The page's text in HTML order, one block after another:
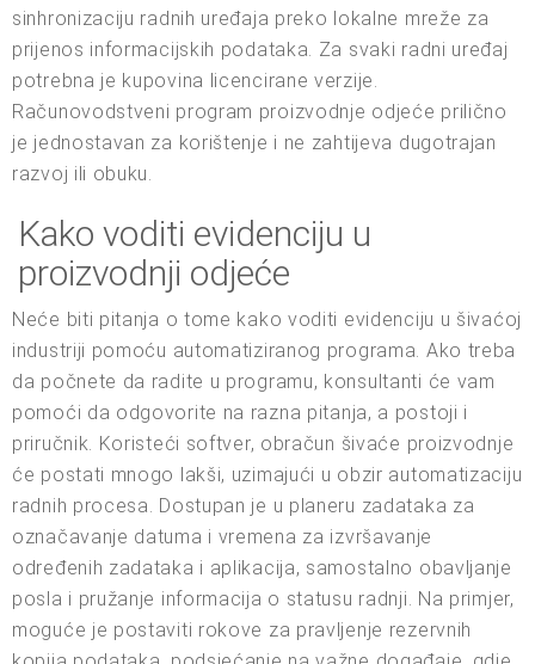
sinhronizaciju radnih uređaja preko lokalne mreže za
prijenos informacijskih podataka. Za svaki radni uređaj
potrebna je kupovina licencirane verzije.
Računovodstveni program proizvodnje odjeće prilično
je jednostavan za korištenje i ne zahtijeva dugotrajan
razvoj ili obuku.
Kako voditi evidenciju u
proizvodnji odjeće
Neće biti pitanja o tome kako voditi evidenciju u šivaćoj
industriji pomoću automatiziranog programa. Ako treba
da počnete da radite u programu, konsultanti će vam
pomoći da odgovorite na razna pitanja, a postoji i
priručnik. Koristeći softver, obračun šivaće proizvodnje
će postati mnogo lakši, uzimajući u obzir automatizaciju
radnih procesa. Dostupan je u planeru zadataka za
označavanje datuma i vremena za izvršavanje
određenih zadataka i aplikacija, samostalno obavljanje
posla i pružanje informacija o statusu radnji. Na primjer,
moguće je postaviti rokove za pravljenje rezervnih